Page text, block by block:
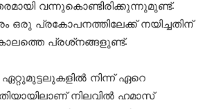
വന്നുകൊണ്ടിരിക്കുന്നുമുണ്ട്.
ഒരു പ്രകോപനത്തിലേക്ക് നയിച്ചതിന്
കാലത്തെ പ്രശ്‌നങ്ങളുണ്ട്.
നിന്ന് ഏറെ
നിലവില്‍ ഹമാസ്